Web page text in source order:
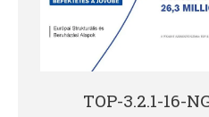
TOP-3.2.1-16-